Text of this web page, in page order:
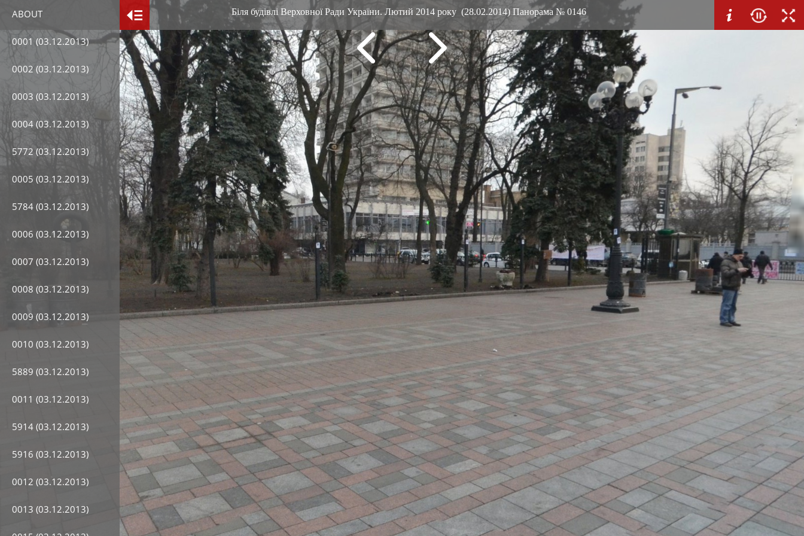
ABOUT
0001 (03.12.2013)
0002 (03.12.2013)
0003 (03.12.2013)
0004 (03.12.2013)
5772 (03.12.2013)
0005 (03.12.2013)
5784 (03.12.2013)
0006 (03.12.2013)
0007 (03.12.2013)
0008 (03.12.2013)
0009 (03.12.2013)
0010 (03.12.2013)
5889 (03.12.2013)
0011 (03.12.2013)
5914 (03.12.2013)
5916 (03.12.2013)
0012 (03.12.2013)
0013 (03.12.2013)
Біля будівлі Верховної Ради України. Лютий 2014 року (28.02.2014) Панорама № 0146